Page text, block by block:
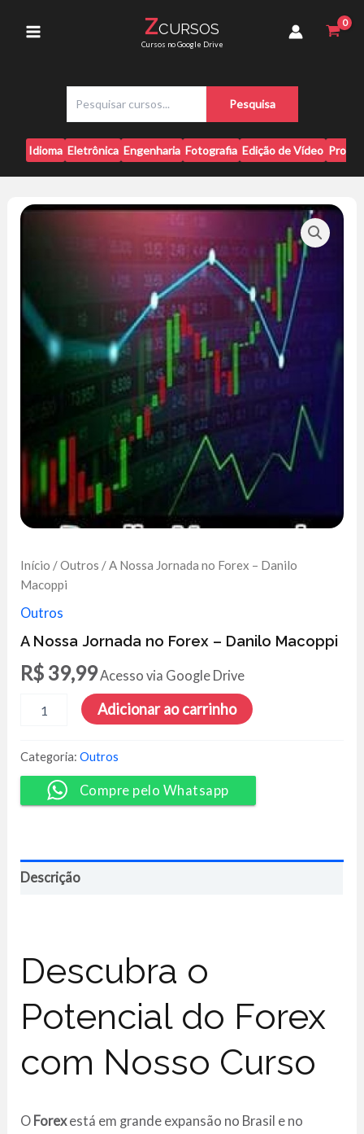
Menu
ZCURSOS
Cursos no Google Drive
s
q
u
i
a
Pesquisa
Idioma Eletrônica Engenharia Fotografia Edição de Vídeo
Início /Outros / A Nossa Jornada no Forex – Danilo
Macoppi
Outros
A Nossa Jornada no Forex – Danilo Macoppi
R$ 39,99Acesso via Google Drive
Nossa
no
Forex
-
Danilo
Adicionar ao carrinho
Categoria:Outros
Compre pelo Whatsapp
Descrição
Descubra o
Potencial do Forex
com Nosso Curso
O Forexestá em grande expansão no Brasil e no
Forex